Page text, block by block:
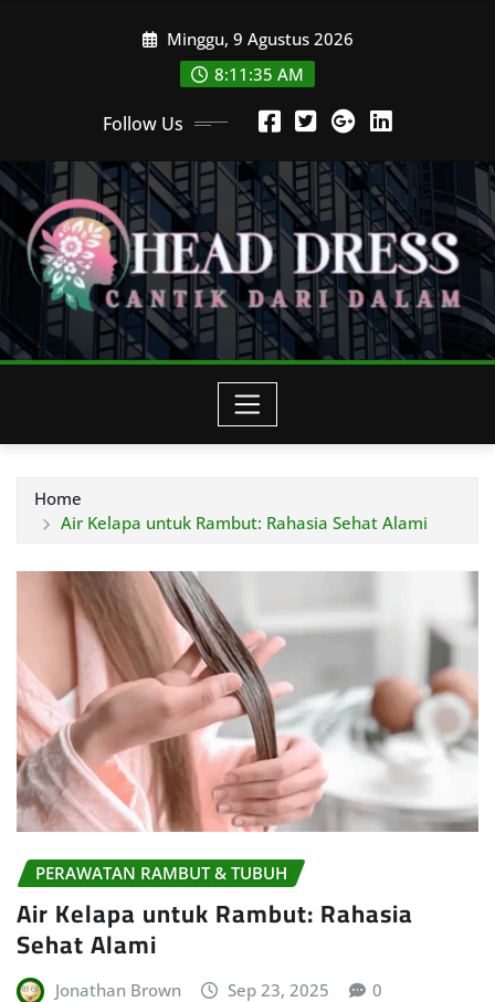
Minggu, 9 Agustus 2026
8:11:35 AM
Follow Us
Home
Air Kelapa untuk Rambut: Rahasia Sehat Alami
PERAWATAN RAMBUT & TUBUH
Air Kelapa untuk Rambut: Rahasia
Sehat Alami
Jonathan Brown Sep 23, 2025 0